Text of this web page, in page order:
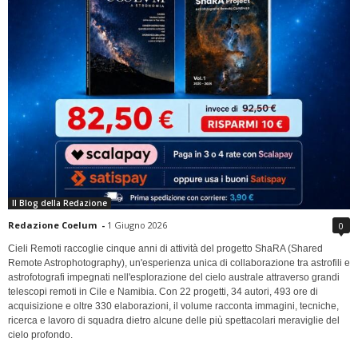
Il Blog della Redazione
Redazione Coelum - 1 Giugno 2026 0
Cieli Remoti raccoglie cinque anni di attività del progetto ShaRA (Shared
Remote Astrophotography), un'esperienza unica di collaborazione tra astrofili e
astrofotografi impegnati nell'esplorazione del cielo australe attraverso grandi
telescopi remoti in Cile e Namibia. Con 22 progetti, 34 autori, 493 ore di
acquisizione e oltre 330 elaborazioni, il volume racconta immagini, tecniche,
ricerca e lavoro di squadra dietro alcune delle più spettacolari meraviglie del
cielo profondo.